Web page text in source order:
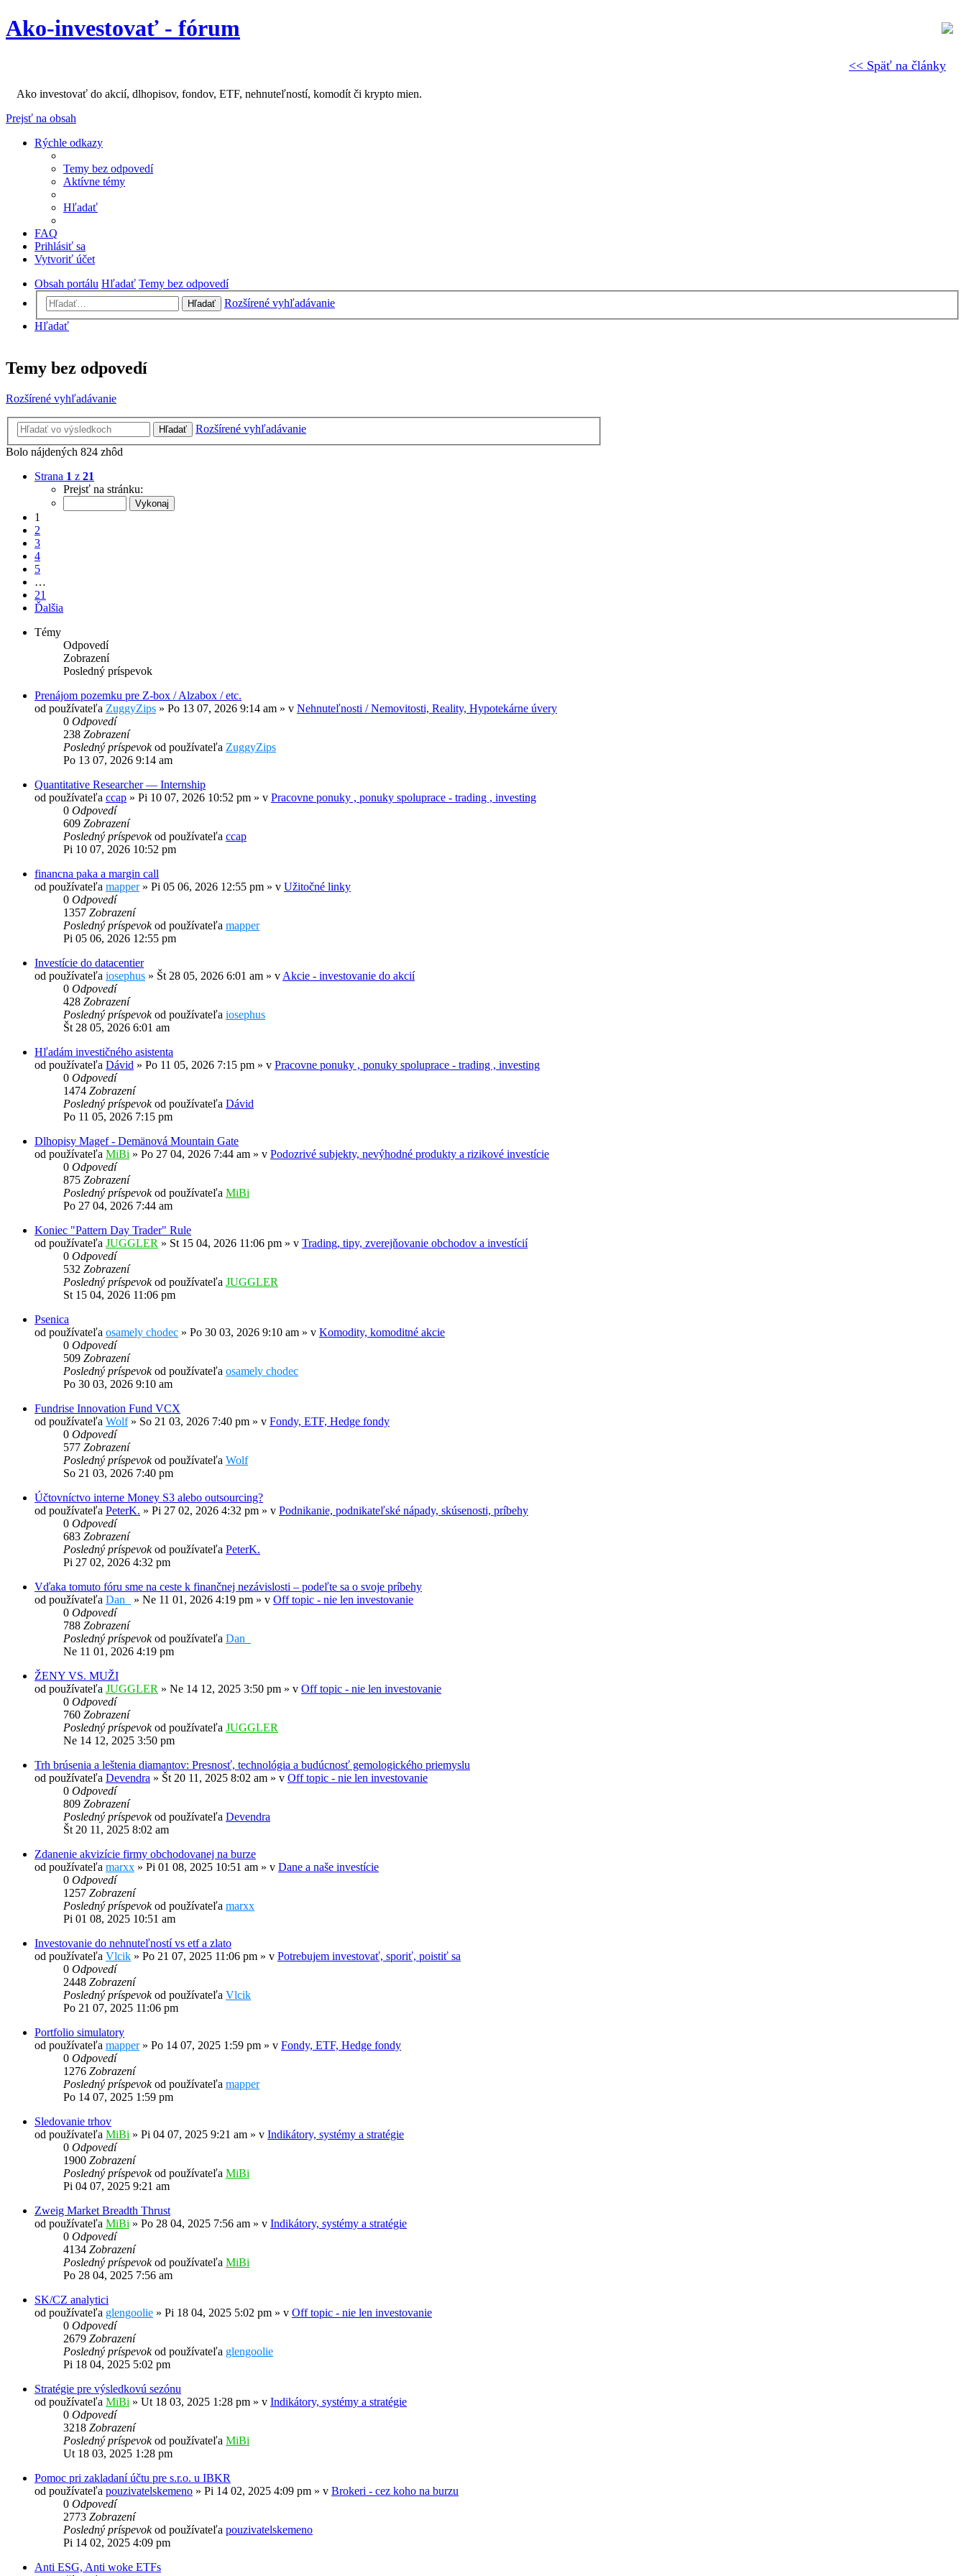
<< Späť na články
Ako-investovať - fórum
Ako investovať do akcií, dlhopisov, fondov, ETF, nehnuteľností, komodít či krypto mien.
Prejsť na obsah
Rýchle odkazy
Temy bez odpovedí
Aktívne témy
Hľadať
FAQ
Prihlásiť sa
Vytvoriť účet
Obsah portálu Hľadať Temy bez odpovedí
Hľadať
Rozšírené vyhľadávanie
Hľadať
Temy bez odpovedí
Rozšírené vyhľadávanie
Hľadať
Rozšírené vyhľadávanie
Bolo nájdených 824 zhôd
Strana 1 z 21
Prejsť na stránku:
1
2
3
4
5
…
21
Ďalšia
Témy
Odpovedí
Zobrazení
Posledný príspevok
Prenájom pozemku pre Z-box / Alzabox / etc.
od používateľa ZuggyZips » Po 13 07, 2026 9:14 am » v Nehnuteľnosti / Nemovitosti, Reality, Hypotekárne úvery
0 Odpovedí
238 Zobrazení
Posledný príspevokod používateľa ZuggyZips
Po 13 07, 2026 9:14 am
Quantitative Researcher — Internship
od používateľa ccap » Pi 10 07, 2026 10:52 pm » v Pracovne ponuky , ponuky spoluprace - trading , investing
0 Odpovedí
609 Zobrazení
Posledný príspevokod používateľa ccap
Pi 10 07, 2026 10:52 pm
financna paka a margin call
od používateľa mapper» Pi 05 06, 2026 12:55 pm » v Užitočné linky
0 Odpovedí
1357 Zobrazení
Posledný príspevokod používateľa mapper
Pi 05 06, 2026 12:55 pm
Investície do datacentier
od používateľa iosephus » Št 28 05, 2026 6:01 am » vAkcie - investovanie do akcií
0 Odpovedí
428 Zobrazení
Posledný príspevokod používateľa iosephus
Št 28 05, 2026 6:01 am
Hľadám investičného asistenta
od používateľa Dávid » Po 11 05, 2026 7:15 pm » v Pracovne ponuky , ponuky spoluprace - trading , investing
0 Odpovedí
1474 Zobrazení
Posledný príspevokod používateľa Dávid
Po 11 05, 2026 7:15 pm
Dlhopisy Magef - Demänová Mountain Gate
od používateľa MiBi » Po 27 04, 2026 7:44 am » v Podozrivé subjekty, nevýhodné produkty a rizikové investície
0 Odpovedí
875 Zobrazení
Posledný príspevokod používateľa MiBi
Po 27 04, 2026 7:44 am
Koniec "Pattern Day Trader" Rule
od používateľa JUGGLER » St 15 04, 2026 11:06 pm » v Trading, tipy, zverejňovanie obchodov a investícií
0 Odpovedí
532 Zobrazení
Posledný príspevokod používateľa JUGGLER
St 15 04, 2026 11:06 pm
Psenica
od používateľa osamely chodec » Po 30 03, 2026 9:10 am » v Komodity, komoditné akcie
0 Odpovedí
509 Zobrazení
Posledný príspevokod používateľa osamely chodec
Po 30 03, 2026 9:10 am
Fundrise Innovation Fund VCX
od používateľa Wolf» So 21 03, 2026 7:40 pm » v Fondy, ETF, Hedge fondy
0 Odpovedí
577 Zobrazení
Posledný príspevokod používateľa Wolf
So 21 03, 2026 7:40 pm
Účtovníctvo interne Money S3 alebo outsourcing?
od používateľa PeterK. » Pi 27 02, 2026 4:32 pm » v Podnikanie, podnikateľské nápady, skúsenosti, príbehy
0 Odpovedí
683 Zobrazení
Posledný príspevokod používateľa PeterK.
Pi 27 02, 2026 4:32 pm
Vďaka tomuto fóru sme na ceste k finančnej nezávislosti – podeľte sa o svoje príbehy
od používateľa Dan_ » Ne 11 01, 2026 4:19 pm » v Off topic - nie len investovanie
0 Odpovedí
788 Zobrazení
Posledný príspevokod používateľa Dan_
Ne 11 01, 2026 4:19 pm
ŽENY VS. MUŽI
od používateľa JUGGLER » Ne 14 12, 2025 3:50 pm » v Off topic - nie len investovanie
0 Odpovedí
760 Zobrazení
Posledný príspevokod používateľa JUGGLER
Ne 14 12, 2025 3:50 pm
Trh brúsenia a leštenia diamantov: Presnosť, technológia a budúcnosť gemologického priemyslu
od používateľa Devendra » Št 20 11, 2025 8:02 am » v Off topic - nie len investovanie
0 Odpovedí
809 Zobrazení
Posledný príspevokod používateľa Devendra
Št 20 11, 2025 8:02 am
Zdanenie akvizície firmy obchodovanej na burze
od používateľa marxx » Pi 01 08, 2025 10:51 am » v Dane a naše investície
0 Odpovedí
1257 Zobrazení
Posledný príspevokod používateľa marxx
Pi 01 08, 2025 10:51 am
Investovanie do nehnuteľností vs etf a zlato
od používateľa Vlcik » Po 21 07, 2025 11:06 pm » v Potrebujem investovať, sporiť, poistiť sa
0 Odpovedí
2448 Zobrazení
Posledný príspevokod používateľa Vlcik
Po 21 07, 2025 11:06 pm
Portfolio simulatory
od používateľa mapper» Po 14 07, 2025 1:59 pm » v Fondy, ETF, Hedge fondy
0 Odpovedí
1276 Zobrazení
Posledný príspevokod používateľa mapper
Po 14 07, 2025 1:59 pm
Sledovanie trhov
od používateľa MiBi » Pi 04 07, 2025 9:21 am » v Indikátory, systémy a stratégie
0 Odpovedí
1900 Zobrazení
Posledný príspevokod používateľa MiBi
Pi 04 07, 2025 9:21 am
Zweig Market Breadth Thrust
od používateľa MiBi » Po 28 04, 2025 7:56 am » v Indikátory, systémy a stratégie
0 Odpovedí
4134 Zobrazení
Posledný príspevokod používateľa MiBi
Po 28 04, 2025 7:56 am
SK/CZ analytici
od používateľa glengoolie » Pi 18 04, 2025 5:02 pm » v Off topic - nie len investovanie
0 Odpovedí
2679 Zobrazení
Posledný príspevokod používateľa glengoolie
Pi 18 04, 2025 5:02 pm
Stratégie pre výsledkovú sezónu
od používateľa MiBi » Ut 18 03, 2025 1:28 pm » v Indikátory, systémy a stratégie
0 Odpovedí
3218 Zobrazení
Posledný príspevokod používateľa MiBi
Ut 18 03, 2025 1:28 pm
Pomoc pri zakladaní účtu pre s.r.o. u IBKR
od používateľa pouzivatelskemeno » Pi 14 02, 2025 4:09 pm » v Brokeri - cez koho na burzu
0 Odpovedí
2773 Zobrazení
Posledný príspevokod používateľa pouzivatelskemeno
Pi 14 02, 2025 4:09 pm
Anti ESG, Anti woke ETFs